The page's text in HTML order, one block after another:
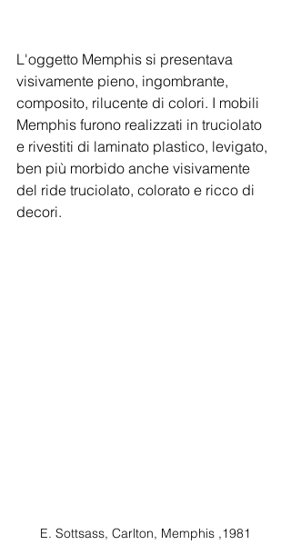
L'oggetto Memphis si presentava
visivamente pieno, ingombrante,
composito, rilucente di colori. I mobili
Memphis furono realizzati in truciolato
e rivestiti di laminato plastico, levigato,
ben più morbido anche visivamente
del ride truciolato, colorato e ricco di
decori.
E. Sottsass, Carlton, Memphis ,1981